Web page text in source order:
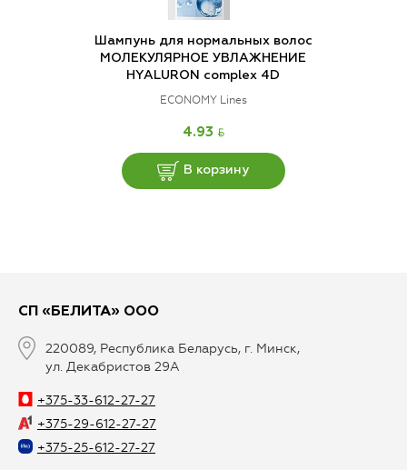
Шампунь для нормальных волос
МОЛЕКУЛЯРНОЕ УВЛАЖНЕНИЕ
HYALURON complex 4D
ECONOMY Lines
4.93 BYN
В корзину
СП «БЕЛИТА» ООО
220089, Республика Беларусь, г. Минск,
ул. Декабристов 29А
+375-33-612-27-27
+375-29-612-27-27
+375-25-612-27-27